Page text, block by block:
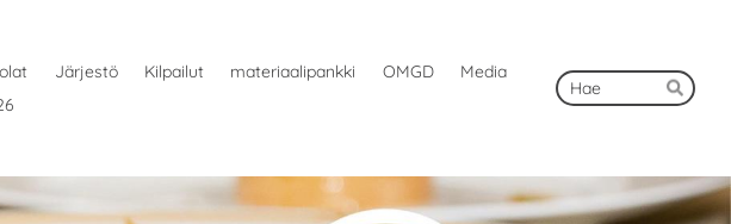
Järjestö Kilpailut materiaalipankki OMGD
Media
Haku
Hae